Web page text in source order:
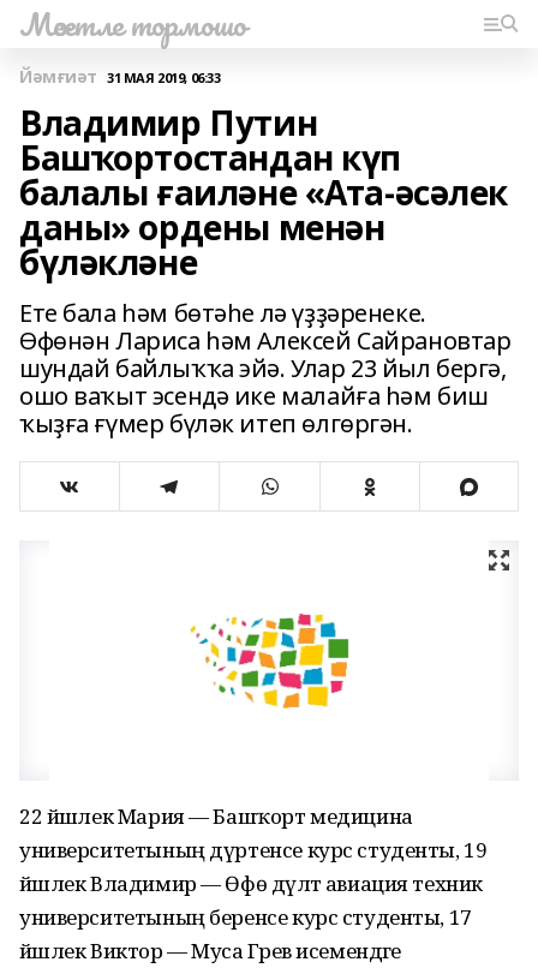
Мәсетле тормошо
Йәмғиәт 31 МАЯ 2019, 06:33
Владимир Путин
Башҡортостандан күп
балалы ғаиләне «Ата-әсәлек
даны» ордены менән
бүләкләне
Ете бала һәм бөтәһе лә үҙҙәренеке.
Өфөнән Лариса һәм Алексей Сайрановтар
шундай байлыҡҡа эйә. Улар 23 йыл бергә,
ошо ваҡыт эсендә ике малайға һәм биш
ҡыҙға ғүмер бүләк итеп өлгөргән.
22 йәшлек Мария — Башҡорт медицина
университетының дүртенсе курс студенты, 19
йәшлек Владимир — Өфө дәүләт авиация техник
университетының беренсе курс студенты, 17
йәшлек Виктор — Муса Гәрәев исемендәге